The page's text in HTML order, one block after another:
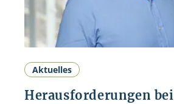
Aktuelles
Herausforderungen bei